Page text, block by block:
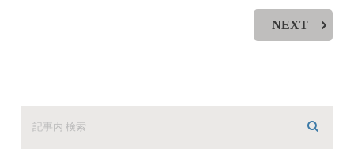
NEXT